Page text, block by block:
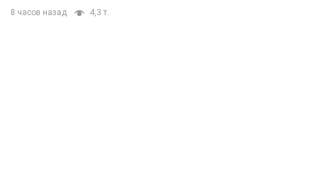
8 часов назад 4,3 т.